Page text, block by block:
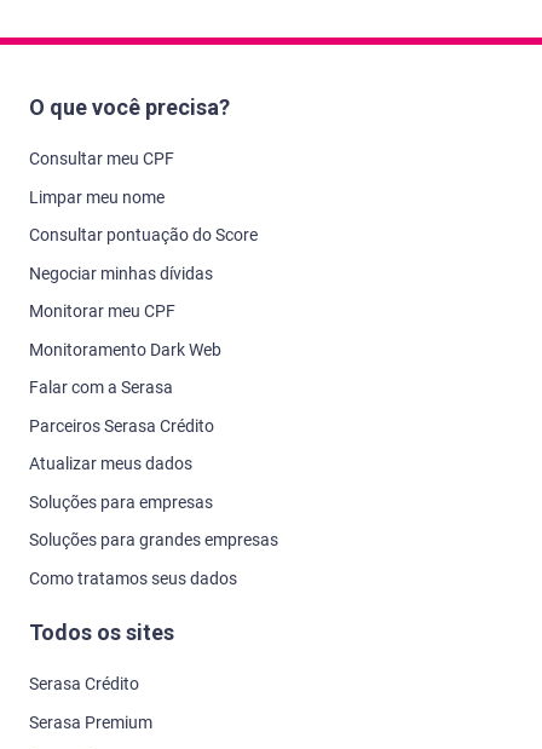
O que você precisa?
Consultar meu CPF
Limpar meu nome
Consultar pontuação do Score
Negociar minhas dívidas
Monitorar meu CPF
Monitoramento Dark Web
Falar com a Serasa
Parceiros Serasa Crédito
Atualizar meus dados
Soluções para empresas
Soluções para grandes empresas
Como tratamos seus dados
Todos os sites
Serasa Crédito
Serasa Premium